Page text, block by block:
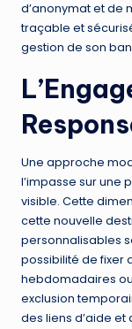
d’anonymat et de
traçable et
gestion de son
Une approche
l’impasse sur une
visible. Cette
cette nouvelle
personnalisables
possibilité de fixer
hebdomadaires
exclusion
des liens d’aide